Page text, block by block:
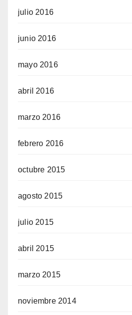
julio 2016
junio 2016
mayo 2016
abril 2016
marzo 2016
febrero 2016
octubre 2015
agosto 2015
julio 2015
abril 2015
marzo 2015
noviembre 2014